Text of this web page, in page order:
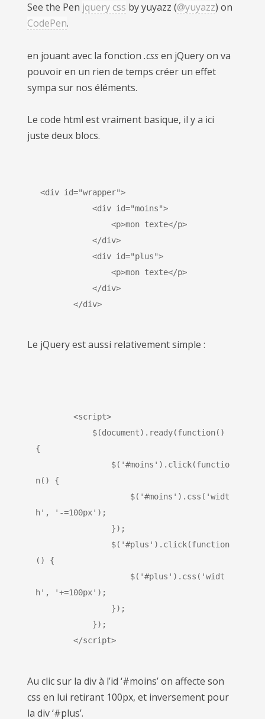
See the Pen jquery css by yuyazz (@yuyazz) on
CodePen.
en jouant avec la fonction .cssen jQuery on va
pouvoir en un rien de temps créer un effet
sympa sur nos éléments.
Le code html est vraiment basique, il y a ici
juste deux blocs.
<div id="wrapper">
            <div id="moins">
                <p>mon texte</p>
            </div>
            <div id="plus">
                <p>mon texte</p>
            </div>
        </div>
Le jQuery est aussi relativement simple :
        <script>
{
n() {
h', '-=100px');
                });
() {
h', '+=100px');
                });
            });
        </script>
Au clic sur la div à l’id ‘#moins’ on affecte son
css en lui retirant 100px, et inversement pour
la div ‘#plus’.